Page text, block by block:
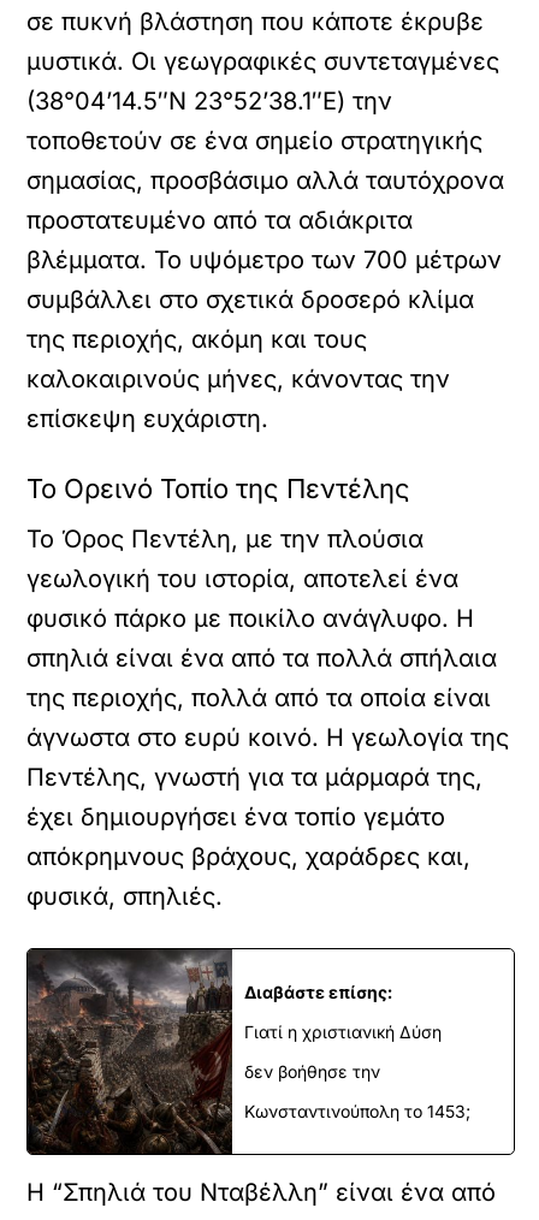
σε πυκνή βλάστηση που κάποτε έκρυβε
μυστικά. Οι γεωγραφικές συντεταγμένες
(38°04’14.5″N 23°52’38.1″E) την
τοποθετούν σε ένα σημείο στρατηγικής
σημασίας, προσβάσιμο αλλά ταυτόχρονα
προστατευμένο από τα αδιάκριτα
βλέμματα. Το υψόμετρο των 700 μέτρων
συμβάλλει στο σχετικά δροσερό κλίμα
της περιοχής, ακόμη και τους
καλοκαιρινούς μήνες, κάνοντας την
επίσκεψη ευχάριστη.
Το Ορεινό Τοπίο της Πεντέλης
Το Όρος Πεντέλη, με την πλούσια
γεωλογική του ιστορία, αποτελεί ένα
φυσικό πάρκο με ποικίλο ανάγλυφο. Η
σπηλιά είναι ένα από τα πολλά σπήλαια
της περιοχής, πολλά από τα οποία είναι
άγνωστα στο ευρύ κοινό. Η γεωλογία της
Πεντέλης, γνωστή για τα μάρμαρά της,
έχει δημιουργήσει ένα τοπίο γεμάτο
απόκρημνους βράχους, χαράδρες και,
φυσικά, σπηλιές.
Διαβάστε επίσης:
Γιατί η χριστιανική Δύση
δεν βοήθησε την
Κωνσταντινούπολη το 1453;
Η “Σπηλιά του Νταβέλλη” είναι ένα από